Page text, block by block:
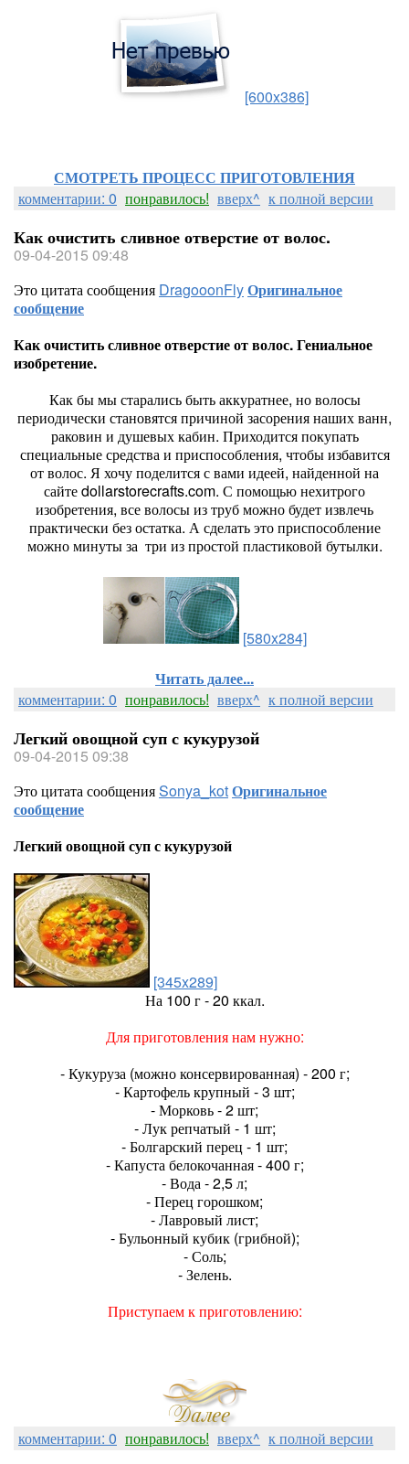
[600x386]
СМОТРЕТЬ ПРОЦЕСС ПРИГОТОВЛЕНИЯ
комментарии: 0 понравилось! вверх^ к полной версии
Как очистить сливное отверстие от волос.
09-04-2015 09:48
Это цитата сообщения DragooonFlyОригинальное
сообщение
Как очистить сливное отверстие от волос. Гениальное
изобретение.
Как бы мы старались быть аккуратнее, но волосы
периодически становятся причиной засорения наших ванн,
раковин и душевых кабин. Приходится покупать
специальные средства и приспособления, чтобы избавится
от волос. Я хочу поделится с вами идеей, найденной на
сайте dollarstorecrafts.com. С помощью нехитрого
изобретения, все волосы из труб можно будет извлечь
практически без остатка. А сделать это приспособление
можно минуты за три из простой пластиковой бутылки.
[580x284]
Читать далее...
комментарии: 0 понравилось! вверх^ к полной версии
Легкий овощной суп с кукурузой
09-04-2015 09:38
Это цитата сообщенияSonya_kotОригинальное
сообщение
Легкий овощной суп с кукурузой
[345x289]
На 100 г - 20 ккал.
Для приготовления нам нужно:
- Кукуруза (можно консервированная) - 200 г;
- Картофель крупный - 3 шт;
- Морковь - 2 шт;
- Лук репчатый - 1 шт;
- Болгарский перец - 1 шт;
- Капуста белокочанная - 400 г;
- Вода - 2,5 л;
- Перец горошком;
- Лавровый лист;
- Бульонный кубик (грибной);
- Соль;
- Зелень.
Приступаем к приготовлению:
комментарии: 0 понравилось! вверх^ к полной версии